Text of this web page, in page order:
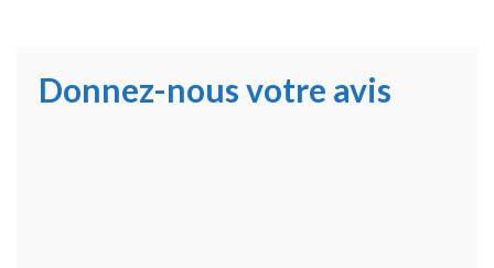
Donnez-nous votre avis